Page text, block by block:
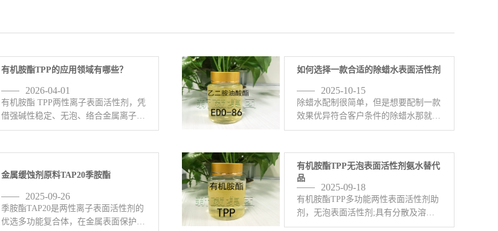
有机胺酯TPP的应用领域有哪些？
2026-04-01
有机胺酯 TPP两性离子表面活性剂，凭
借强碱性稳定、无泡、络合金属离子、
缓蚀阻垢等特点，主要应用在这些领
性除油、除蜡水、超声波清洗、金属脱
脂，尤其适合精密五金、铝材、 <-查
如何选择一款合适的除蜡水表面活性剂
2025-10-15
除蜡水配制很简单，但是想要配制一款
效果优异符合客户条件的除蜡水那就有
一定的难度了。配制除蜡水的原料五花
6501，C13异丙醇酰胺DF-21，乙二胺
油酸酯EDO-86， <-查看详情>
金属缓蚀剂原料TAP20季胺酯
2025-09-26
季胺酯TAP20是两性离子表面活性剂的
优选多功能复合体，在金属表面保护、
有机胺酯TPP无泡表面活性剂氨水替代
品
2025-09-18
有机胺酯TPP多功能两性表面活性剂助
剂，无泡表面活性剂;具有分散及溶解
金属表面氧化皮双重作用，是氨水、三